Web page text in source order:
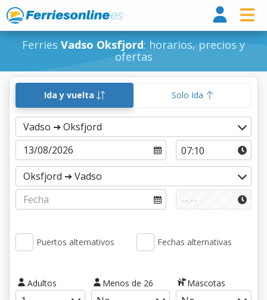
Ferries Vadso Oksfjord: horarios, precios y
ofertas
Ida y vuelta Solo Ida
Puertos alternativos Fechas alternativas
Adultos Menos de 26 Mascotas